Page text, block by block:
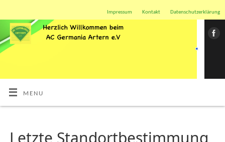
Impressum Kontakt Datenschutzerklärung
MENU